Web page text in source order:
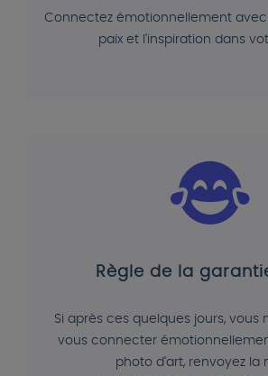
Connectez émotionnellement avec
paix et l'inspiration dans
Règle de la
Si après ces quelques jours, vous
vous connecter
photo d'art, renvoyez la